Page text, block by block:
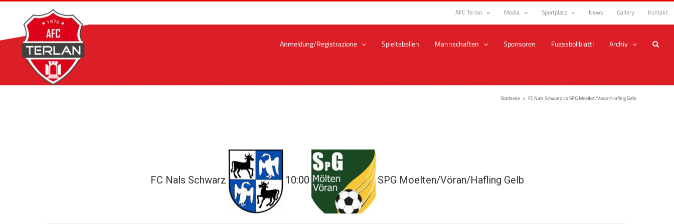
Zum
springen
AFC Terlan Media Sportplatz News Gallery Kontakt
Anmeldung/Registrazione Spieltabellen Mannschaften Sponsoren Fuassbollblattl Archiv
Startseite > FC Nals Schwarz vs SPG Moelten/Vöran/Hafling Gelb
FC Nals Schwarz 10:00 SPG Moelten/Vöran/Hafling Gelb